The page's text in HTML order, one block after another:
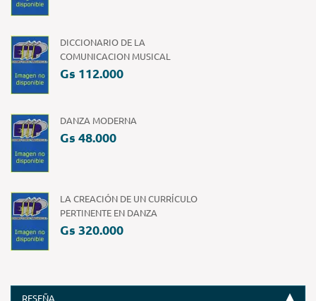
DICCIONARIO DE LA
COMUNICACION MUSICAL
Gs 112.000
DANZA MODERNA
Gs 48.000
LA CREACIÓN DE UN CURRÍCULO
PERTINENTE EN DANZA
Gs 320.000
RESEÑA